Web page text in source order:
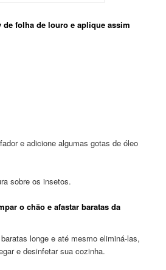
de folha de louro e aplique assim
e adicione algumas gotas de óleo
sobre os insetos.
o chão e afastar baratas da
longe e até mesmo eliminá-las,
e desinfetar sua cozinha.